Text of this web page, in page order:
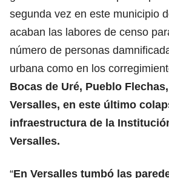
segunda vez en este municipio
acaban las labores de censo
número de personas
urbana como en los
Bocas de Uré, Pueblo
Versalles, en este último
infraestructura de la
Versalles.
“En Versalles tumbó las